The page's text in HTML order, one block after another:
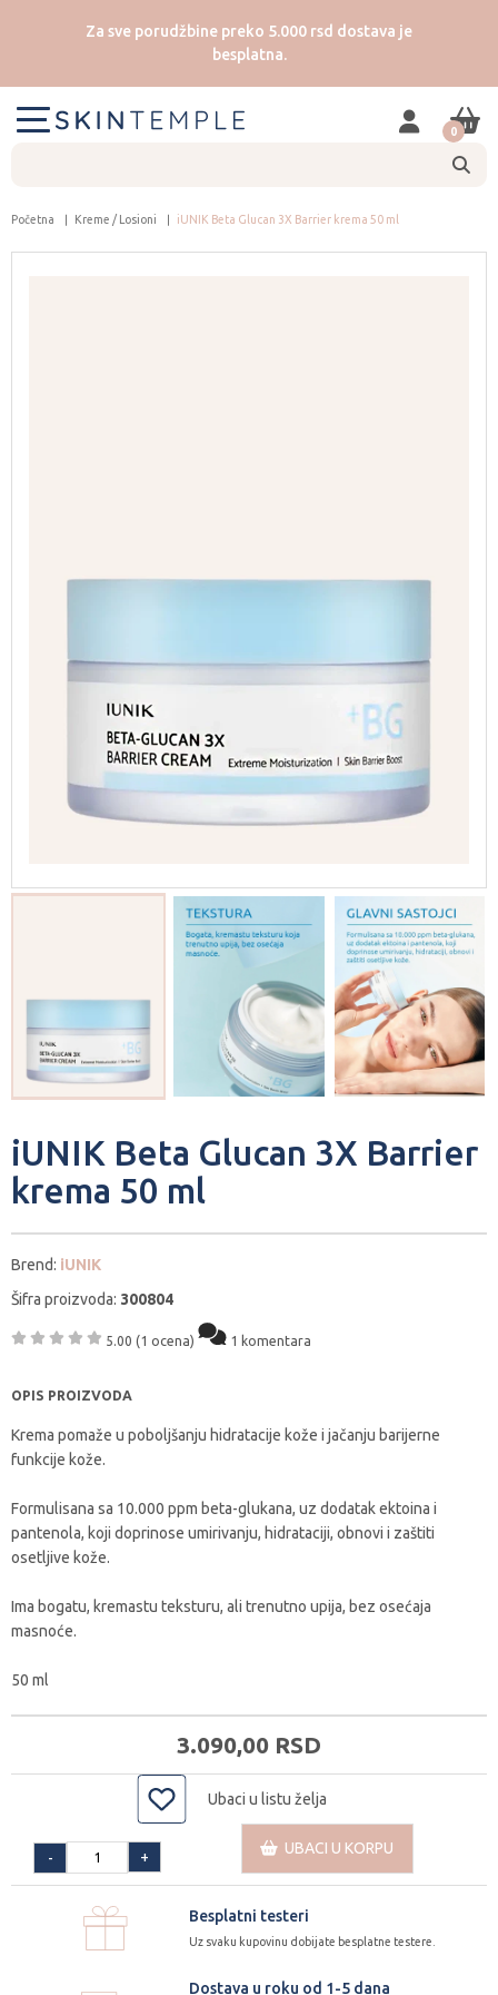
Za sve porudžbine preko 5.000 rsd dostava je
besplatna.
0
Početna Kreme / Losioni iUNIK Beta Glucan 3X Barrier krema 50 ml
iUNIK Beta Glucan 3X Barrier
krema 50 ml
Brend: iUNIK
Šifra proizvoda: 300804
5.00 (1 ocena) 1 komentara
OPIS PROIZVODA
Krema pomaže u poboljšanju hidratacije kože i jačanju barijerne
funkcije kože.
Formulisana sa 10.000 ppm beta-glukana, uz dodatak ektoina i
pantenola, koji doprinose umirivanju, hidrataciji, obnovi i zaštiti
osetljive kože.
Ima bogatu, kremastu teksturu, ali trenutno upija, bez osećaja
masnoće.
50 ml
3.090,00 RSD
+
-
Ubaci u listu želja
UBACI U KORPU
Besplatni testeri
Uz svaku kupovinu dobijate besplatne testere.
Dostava u roku od 1-5 dana